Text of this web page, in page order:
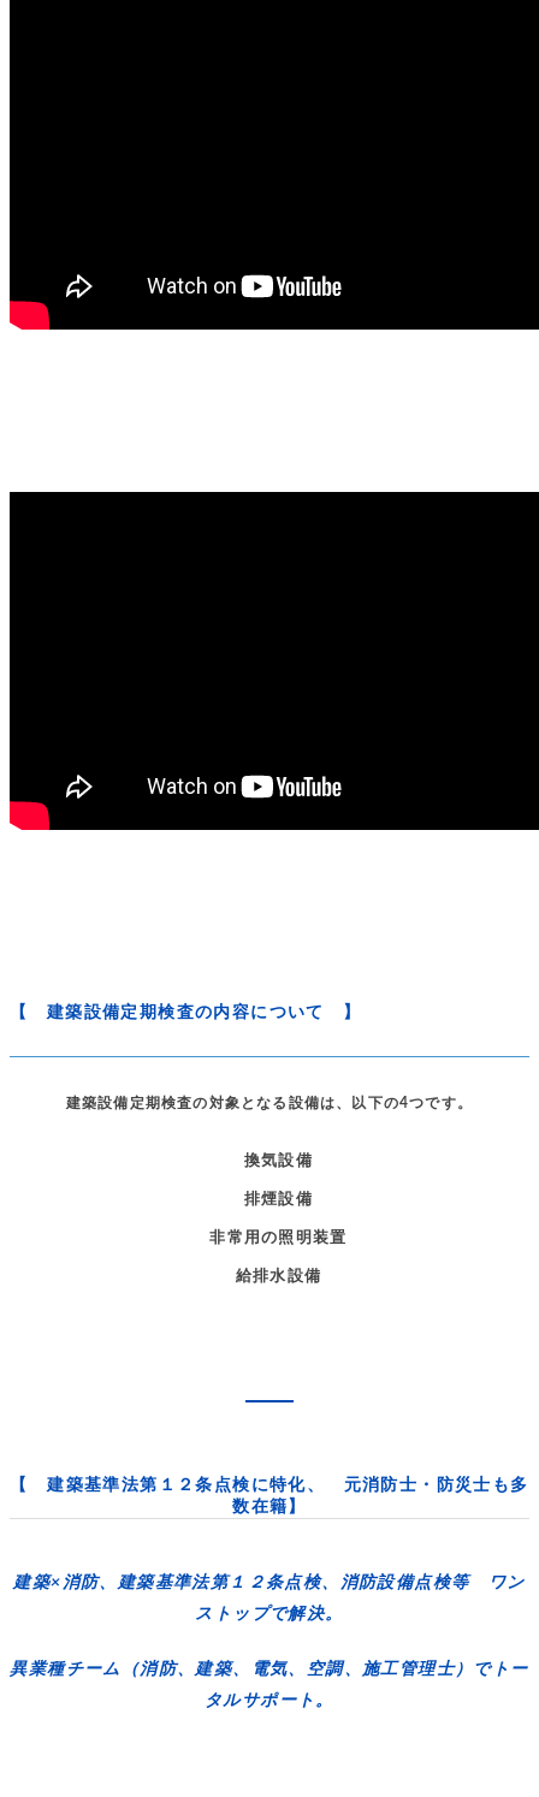
【 建築設備定期検査の内容について 】
建築設備定期検査の対象となる設備は、以下の4つです。
換気設備
排煙設備
非常用の照明装置
給排水設備
【 建築基準法第１２条点検に特化、 元消防士・防災士も多
数在籍】
建築×消防、建築基準法第１２条点検、消防設備点検等 ワン
ストップで解決。
異業種チーム（消防、建築、電気、空調、施工管理士）でトー
タルサポート。